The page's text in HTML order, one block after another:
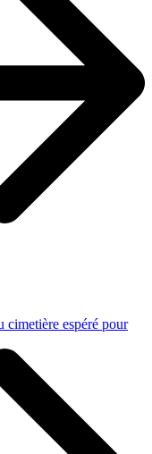
cimetière espéré pour